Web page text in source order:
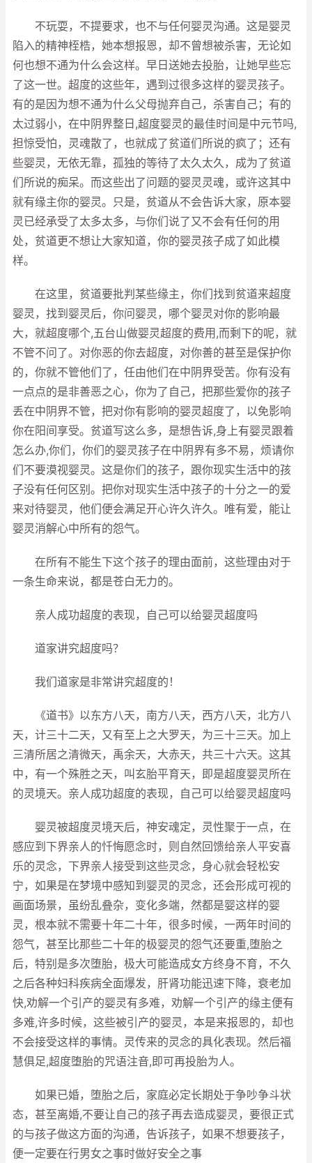
不玩耍，不提要求，也不与任何婴灵沟通。这是婴灵
陷入的精神桎梏，她本想报恩，却不曾想被杀害，无论如
何也想不通为什么会这样。早日送她去投胎，让她早些忘
了这一世。超度的这些年，遇到过很多这样的婴灵孩子。
有的是因为想不通为什么父母抛弃自己，杀害自己；有的
太过弱小，在中阴界整日,超度婴灵的最佳时间是中元节吗,
担惊受怕，灵魂散了，也就成了贫道们所说的疯了；还有
些婴灵，无依无靠，孤独的等待了太久太久，成为了贫道
们所说的痴呆。而这些出了问题的婴灵灵魂，或许这其中
就有缘主你的婴灵。只是，贫道从不会告诉大家，原本婴
灵已经承受了太多太多，与你们说了又不会有任何的用
处，贫道更不想让大家知道，你的婴灵孩子成了如此模
样。
在这里，贫道要批判某些缘主，你们找到贫道来超度
婴灵，找到婴灵后，你问婴灵，哪个婴灵对你的影响最
大，就超度哪个,五台山做婴灵超度的费用,而剩下的呢，就
不管不问了。对你恶的你去超度，对你善的甚至是保护你
的，你就不管他们了，任由他们在中阴界受苦。你有没有
一点点的是非善恶之心，你为了自己，把那些爱你的孩子
丢在中阴界不管，把对你有影响的婴灵超度了，以免影响
你在阳间享受。贫道写这么多，是想告诉,身上有婴灵跟着
怎么办,你们，你们的婴灵孩子在中阴界有多不易，烦请你
们不要漠视婴灵。这是你们的孩子，跟你现实生活中的孩
子没有任何区别。把你对现实生活中孩子的十分之一的爱
来对待婴灵，他们便会满足开心许久许久。唯有爱，能让
婴灵消解心中所有的怨气。
在所有不能生下这个孩子的理由面前，这些理由对于
一条生命来说，都是苍白无力的。
亲人成功超度的表现，自己可以给婴灵超度吗
道家讲究超度吗？
我们道家是非常讲究超度的！
《道书》以东方八天，南方八天，西方八天，北方八
天，计三十二天，又有至上之大罗天，为三十三天。加上
三清所居之清微天，禹余天，大赤天，共三十六天。这其
中，有一个殊胜之天，叫玄胎平育天，即是超度婴灵所在
的灵境天。亲人成功超度的表现，自己可以给婴灵超度吗
婴灵被超度灵境天后，神安魂定，灵性聚于一点，在
感应到下界亲人的忏悔愿念时，则自然回馈给亲人平安喜
乐的灵念，下界亲人接受到这些灵念，身心就会轻松安
宁，如果是在梦境中感知到婴灵的灵念，还会形成可视的
画面场景，虽纷乱叠杂，变化多端，然都是婴这样的婴
灵，根本就不需要十年二十年，很多时候，一两年时间的
怨气，甚至比那些二十年的极婴灵的怨气还要重,堕胎之
后，特别是多次堕胎，极大可能造成女方终身不育，不久
之后各种妇科疾病全面爆发，肝肾功能迅速下降，衰老加
快,劝解一个引产的婴灵有多难，劝解一个引产的缘主便有
多难,许多时候，这些被引产的婴灵，本是来报恩的，却也
不会接受这样的事情。灵传来的灵念的具化表现。然后福
慧俱足,超度堕胎的咒语注音,即可再投胎为人。
如果已婚，堕胎之后，家庭必定长期处于争吵争斗状
态，甚至离婚,不要让自己的孩子再去造成婴灵，要很正式
的与孩子做这方面的沟通，告诉孩子，如果不想要孩子，
便一定要在行男女之事时做好安全之事